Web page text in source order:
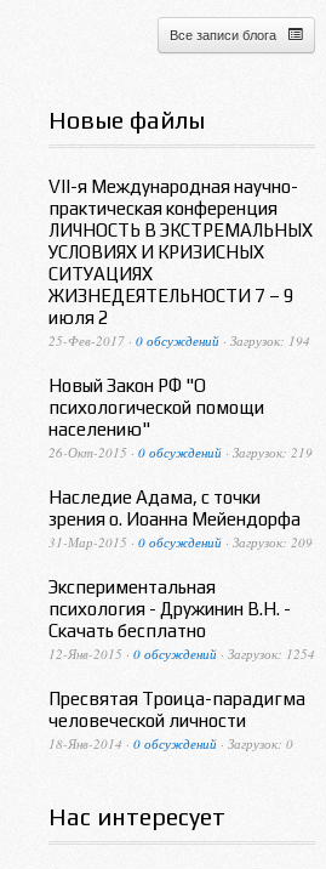
Все записи блога
Новые файлы
VII-я Международная научно-
практическая конференция
ЛИЧНОСТЬ В ЭКСТРЕМАЛЬНЫХ
УСЛОВИЯХ И КРИЗИСНЫХ
СИТУАЦИЯХ
ЖИЗНЕДЕЯТЕЛЬНОСТИ 7 – 9
июля 2
25-Фев-2017 · 0 обсуждений · Загрузок: 194
Новый Закон РФ "О
психологической помощи
населению"
26-Окт-2015 · 0 обсуждений · Загрузок: 219
Наследие Адама, с точки
зрения о. Иоанна Мейендорфа
31-Мар-2015 · 0 обсуждений · Загрузок: 209
Экспериментальная
психология - Дружинин В.Н. -
Скачать бесплатно
12-Янв-2015 · 0 обсуждений · Загрузок: 1254
Пресвятая Троица-парадигма
человеческой личности
18-Янв-2014 · 0 обсуждений · Загрузок: 0
Нас интересует